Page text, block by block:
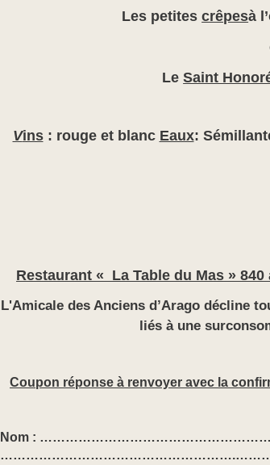
Les petitescrêpesà
LeSaint
Vins: rouge et blanc Eaux:
Restaurant « La Table du Mas » 840
L'Amicale des Anciens d’Arago décline
liés à une
Coupon réponse à renvoyer avec la
Nom :